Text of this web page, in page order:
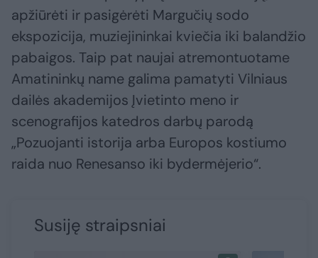
apžiūrėti ir pasigėrėti Margučių sodo
ekspozicija, muziejininkai kviečia iki balandžio
pabaigos. Taip pat naujai atremontuotame
Amatininkų name galima pamatyti Vilniaus
dailės akademijos Įvietinto meno ir
scenografijos katedros darbų parodą
„Pozuojanti istorija arba Europos kostiumo
raida nuo Renesanso iki bydermėjerio“.
Susiję straipsniai